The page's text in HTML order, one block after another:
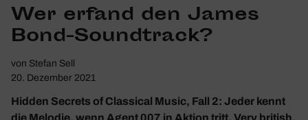
Wer erfand den James
Bond-Sound­track?
von Stefan Sell
20. Dezember 2021
Hidden Secrets of Classical Music, Fall 2: Jeder kennt
die Melodie, wenn Agent 007 in Aktion tritt. Very british,